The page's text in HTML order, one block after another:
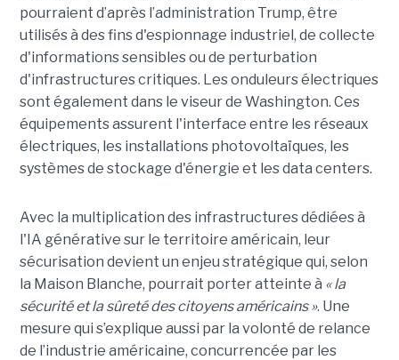
pourraient d’après l’administration Trump, être
utilisés à des fins d'espionnage industriel, de collecte
d'informations sensibles ou de perturbation
d'infrastructures critiques. Les onduleurs électriques
sont également dans le viseur de Washington. Ces
équipements assurent l'interface entre les réseaux
électriques, les installations photovoltaïques, les
systèmes de stockage d'énergie et les data centers.
Avec la multiplication des infrastructures dédiées à
l'IA générative sur le territoire américain, leur
sécurisation devient un enjeu stratégique qui, selon
la Maison Blanche, pourrait porter atteinte à « la
sécurité et la sûreté des citoyens américains ». Une
mesure qui s’explique aussi par la volonté de relance
de l’industrie américaine, concurrencée par les